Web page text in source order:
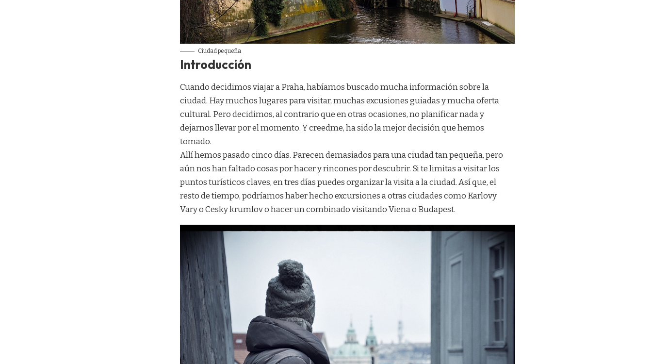
Ciudad pequeña
Introducción
Cuando decidimos viajar a Praha, habíamos buscado mucha información sobre la
ciudad. Hay muchos lugares para visitar, muchas excusiones guiadas y mucha oferta
cultural. Pero decidimos, al contrario que en otras ocasiones, no planificar nada y
dejarnos llevar por el momento. Y creedme, ha sido la mejor decisión que hemos
tomado.
Allí hemos pasado cinco días. Parecen demasiados para una ciudad tan pequeña, pero
aún nos han faltado cosas por hacer y rincones por descubrir. Si te limitas a visitar los
puntos turísticos claves, en tres días puedes organizar la visita a la ciudad. Así que, el
resto de tiempo, podríamos haber hecho excursiones a otras ciudades como Karlovy
Vary o Cesky krumlov o hacer un combinado visitando Viena o Budapest.